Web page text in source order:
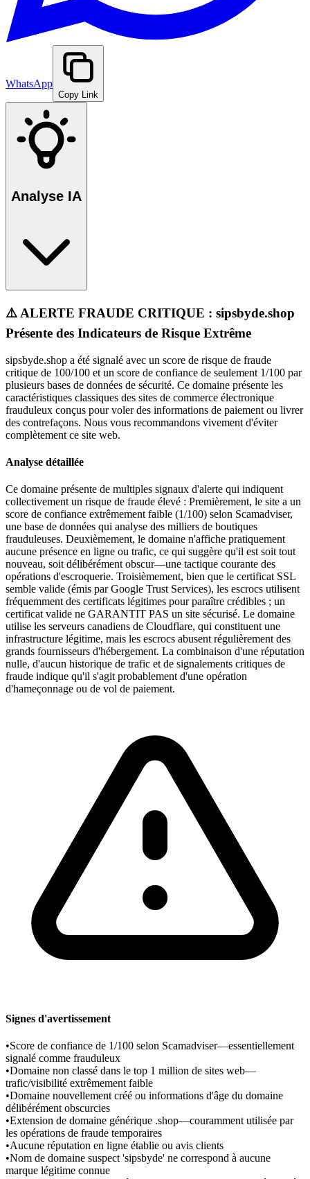
WhatsApp
Copy Link
Analyse IA
⚠️ ALERTE FRAUDE CRITIQUE : sipsbyde.shop
Présente des Indicateurs de Risque Extrême
sipsbyde.shop a été signalé avec un score de risque de fraude
critique de 100/100 et un score de confiance de seulement 1/100 par
plusieurs bases de données de sécurité. Ce domaine présente les
caractéristiques classiques des sites de commerce électronique
frauduleux conçus pour voler des informations de paiement ou livrer
des contrefaçons. Nous vous recommandons vivement d'éviter
complètement ce site web.
Analyse détaillée
Ce domaine présente de multiples signaux d'alerte qui indiquent
collectivement un risque de fraude élevé : Premièrement, le site a un
score de confiance extrêmement faible (1/100) selon Scamadviser,
une base de données qui analyse des milliers de boutiques
frauduleuses. Deuxièmement, le domaine n'affiche pratiquement
aucune présence en ligne ou trafic, ce qui suggère qu'il est soit tout
nouveau, soit délibérément obscur—une tactique courante des
opérations d'escroquerie. Troisièmement, bien que le certificat SSL
semble valide (émis par Google Trust Services), les escrocs utilisent
fréquemment des certificats légitimes pour paraître crédibles ; un
certificat valide ne GARANTIT PAS un site sécurisé. Le domaine
utilise les serveurs canadiens de Cloudflare, qui constituent une
infrastructure légitime, mais les escrocs abusent régulièrement des
grands fournisseurs d'hébergement. La combinaison d'une réputation
nulle, d'aucun historique de trafic et de signalements critiques de
fraude indique qu'il s'agit probablement d'une opération
d'hameçonnage ou de vol de paiement.
Signes d'avertissement
•Score de confiance de 1/100 selon Scamadviser—essentiellement
signalé comme frauduleux
•Domaine non classé dans le top 1 million de sites web—
trafic/visibilité extrêmement faible
•Domaine nouvellement créé ou informations d'âge du domaine
délibérément obscurcies
•Extension de domaine générique .shop—couramment utilisée par
les opérations de fraude temporaires
•Aucune réputation en ligne établie ou avis clients
•Nom de domaine suspect 'sipsbyde' ne correspond à aucune
marque légitime connue